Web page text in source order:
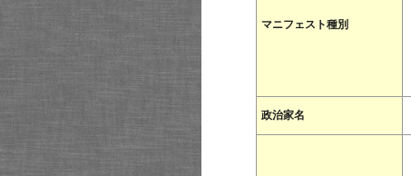
マニフェスト種別
政治家名